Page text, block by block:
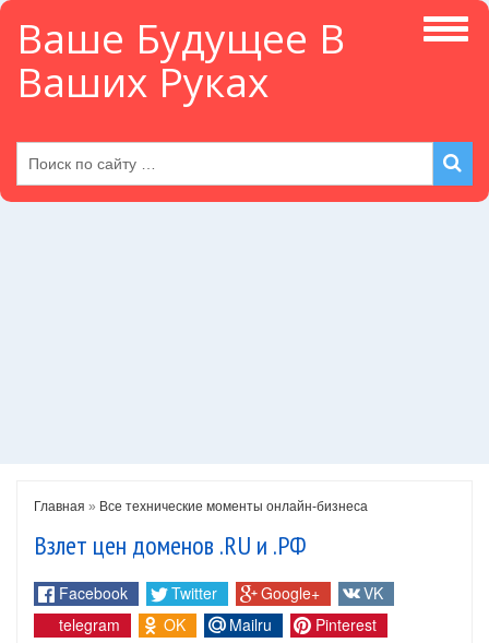
Ваше Будущее В
Ваших Руках
Главная » Все технические моменты онлайн-бизнеса
Взлет цен доменов .RU и .РФ
Facebook Twitter Google+
VK
telegram
OK Mailru
Pinterest